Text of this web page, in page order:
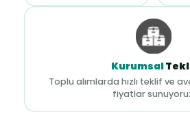
Kurumsal
Toplu alımlarda hızlı teklif ve
fiyatlar